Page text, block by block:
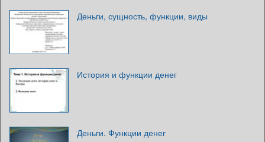
Деньги, сущность, функции, виды
История и функции денег
Деньги. Функции денег